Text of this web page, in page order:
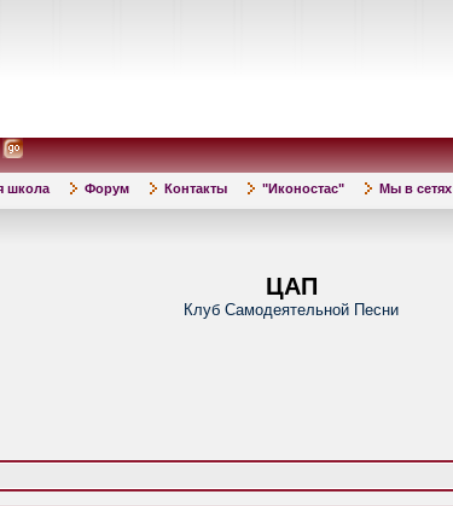
школа Форум Контакты "Иконостас" Мы в сетях
ЦАП
Клуб Самодеятельной Песни